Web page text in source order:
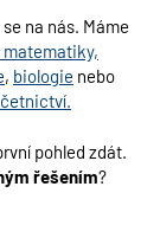
na nás. Máme
matematiky,
, biologie nebo
pohled zdát.
řešením?